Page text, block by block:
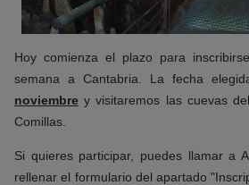
Hoy comienza el plazo para
semana a Cantabria. La fecha
noviembre y visitaremos las cuevas
Comillas.
Si quieres participar, puedes llamar a
rellenar el formulario del apartado